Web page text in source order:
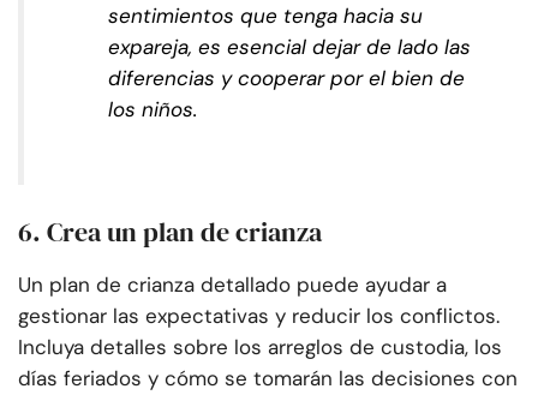
sentimientos que tenga hacia su
expareja, es esencial dejar de lado las
diferencias y cooperar por el bien de
los niños.
6. Crea un plan de crianza
Un plan de crianza detallado puede ayudar a
gestionar las expectativas y reducir los conflictos.
Incluya detalles sobre los arreglos de custodia, los
días feriados y cómo se tomarán las decisiones con